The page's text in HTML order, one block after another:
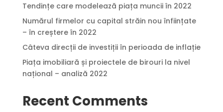
Tendințe care modelează piața muncii în 2022
Numărul firmelor cu capital străin nou înființate
– în creștere în 2022
Câteva direcții de investiții în perioada de inflație
Piața imobiliară și proiectele de birouri la nivel
național – analiză 2022
Recent Comments